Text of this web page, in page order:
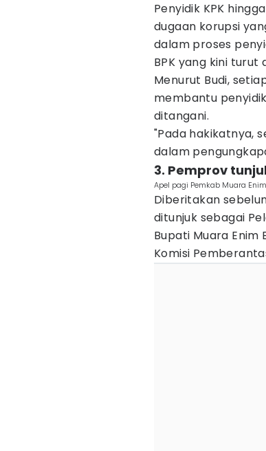
Penyidik KPK
dugaan korupsi
dalam proses
BPK yang kini turut
Menurut Budi,
membantu
ditangani.
"Pada hakikatnya,
dalam
3. Pemprov
Apel pagi Pemkab Muara
Diberitakan
ditunjuk sebagai
Bupati Muara
Komisi